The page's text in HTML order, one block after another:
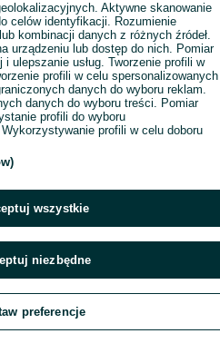
Dodaj Czat
Aktywne skanowanie
celów identyfikacji. Rozumienie
kombinacji danych z różnych źródeł.
urządzeniu lub dostęp do nich. Pomiar
ulepszanie usług. Tworzenie profili w
profili w celu spersonalizowanych
danych do wyboru reklam.
danych do wyboru treści. Pomiar
profili do wyboru
profili w celu doboru
wszystkie
niezbędne
preferencje